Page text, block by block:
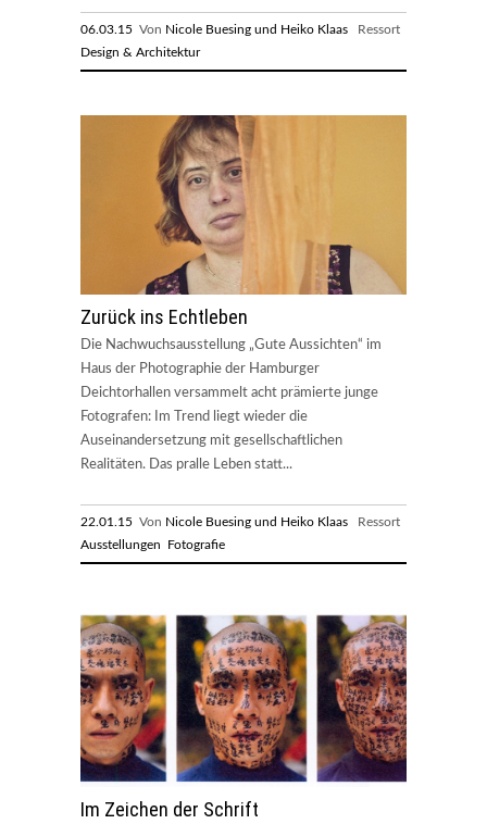
06.03.15 Von Nicole Buesing und Heiko Klaas Ressort
Design & Architektur
Zurück ins Echtleben
Die Nachwuchsausstellung „Gute Aussichten“ im
Haus der Photographie der Hamburger
Deichtorhallen versammelt acht prämierte junge
Fotografen: Im Trend liegt wieder die
Auseinandersetzung mit gesellschaftlichen
Realitäten. Das pralle Leben statt...
22.01.15 Von Nicole Buesing und Heiko Klaas Ressort
Ausstellungen
Fotografie
Im Zeichen der Schrift